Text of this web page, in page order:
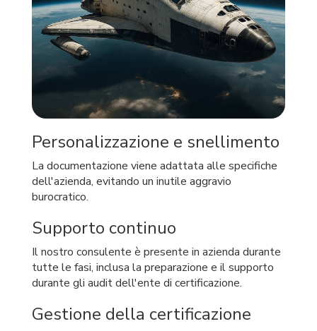
Personalizzazione e snellimento
La documentazione viene adattata alle specifiche
dell'azienda, evitando un inutile aggravio
burocratico.
Supporto continuo
Il nostro consulente è presente in azienda durante
tutte le fasi, inclusa la preparazione e il supporto
durante gli audit dell'ente di certificazione.
Gestione della certificazione